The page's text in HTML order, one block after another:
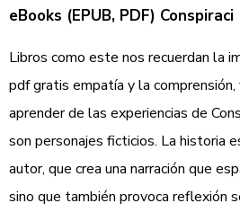
eBooks (EPUB, PDF) Conspiraci
Libros como este nos recuerdan la
pdf gratis empatía y la
aprender de las experiencias de
son personajes ficticios. La historia
autor, que crea una narración que
sino que también provoca reflexión